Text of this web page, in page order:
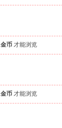
币 才能浏览
币 才能浏览